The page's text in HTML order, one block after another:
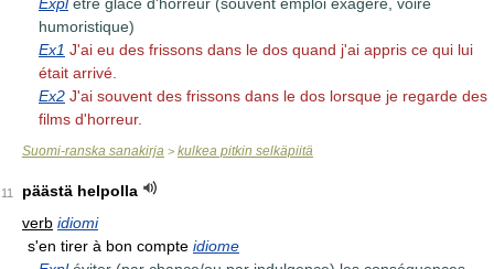
humoristique)
Ex1 J'ai eu des frissons dans le dos quand j'ai appris ce qui lui
était arrivé.
Ex2 J'ai souvent des frissons dans le dos lorsque je regarde des
films d'horreur.
Suomi-ranska sanakirja > kulkea pitkin selkäpiitä
11
päästä helpolla
verb idiomi
s'en tirer à bon compte idiome